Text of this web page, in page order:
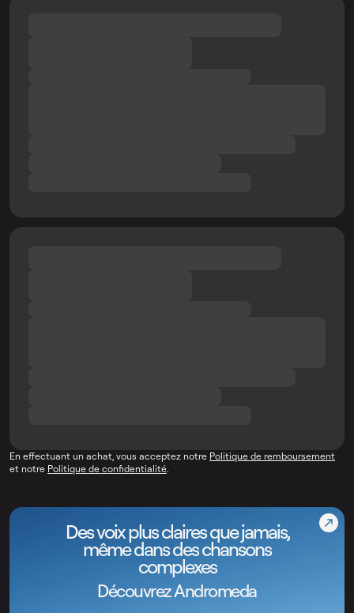
En effectuant un achat, vous acceptez notre Politique de remboursement
et notre Politique de confidentialité.
Des voix plus claires que jamais,
même dans des chansons
complexes
Découvrez Andromeda